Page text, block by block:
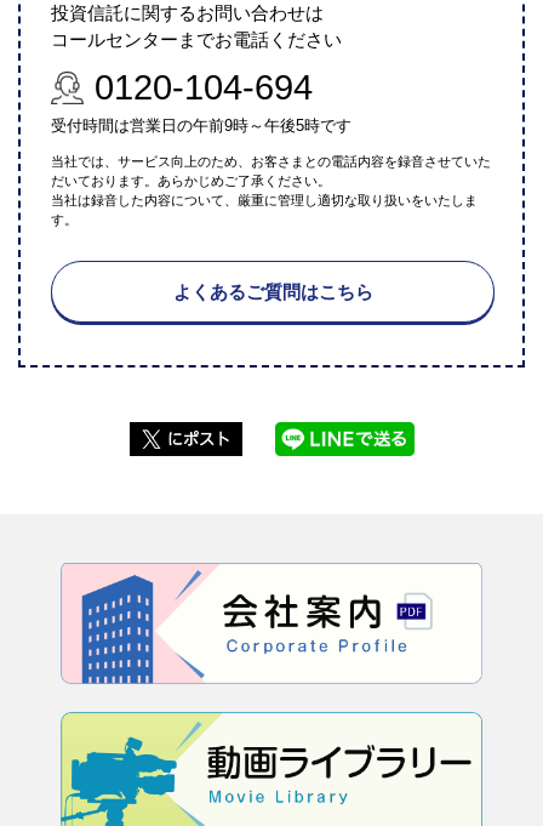
投資信託に関するお問い合わせは
コールセンターまでお電話ください
0120-104-694
受付時間は営業日の午前9時～午後5時です
当社では、サービス向上のため、お客さまとの電話内容を録音させていた
だいております。あらかじめご了承ください。
当社は録音した内容について、厳重に管理し適切な取り扱いをいたしま
す。
よくあるご質問はこちら